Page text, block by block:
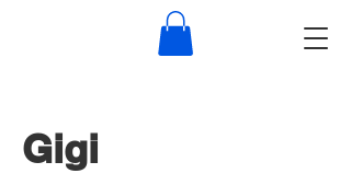
Gigi